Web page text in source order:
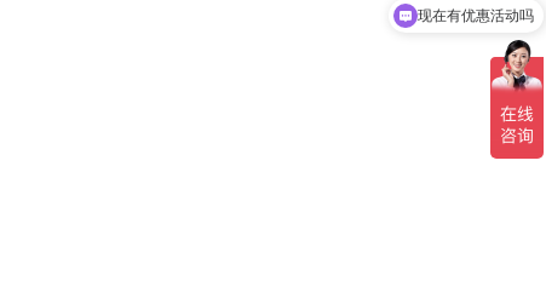
可以介绍下你们的产品么